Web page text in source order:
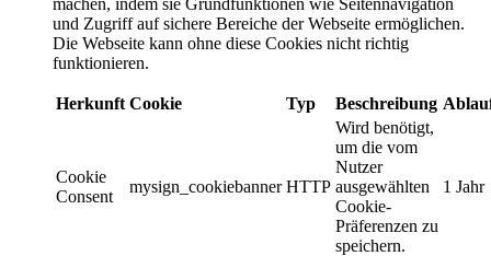
und Zugriff auf sichere Bereiche der Webseite ermöglichen.
Die Webseite kann ohne diese Cookies nicht richtig
funktionieren.
Herkunft Cookie Typ Beschreibung
Cookie
Consent
mysign_cookiebanner HTTP
Wird benötigt,
um die vom
Nutzer
ausgewählten
Cookie-
Präferenzen zu
speichern.
1 Jahr